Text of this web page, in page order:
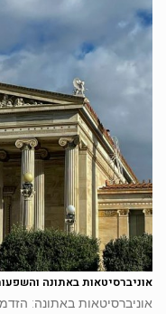
אוניברסיטאות באתונה
אוניברסיטאות באתונה: